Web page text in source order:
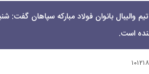
والیبال بانوان فولاد مبارکه سپاهان
است.